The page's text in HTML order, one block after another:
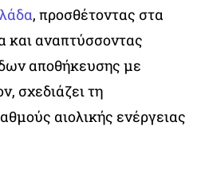
, προσθέτοντας στα
και αναπτύσσοντας
αποθήκευσης με
σχεδιάζει τη
αιολικής ενέργειας